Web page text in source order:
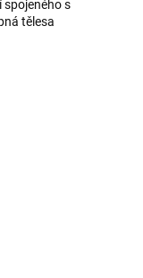
spojeného s
tělesa